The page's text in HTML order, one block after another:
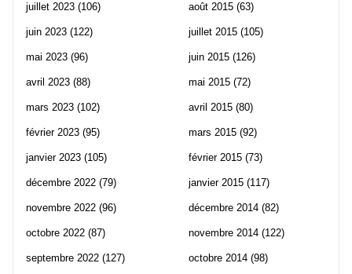
juillet 2023 (106)
juin 2023 (122)
mai 2023 (96)
avril 2023 (88)
mars 2023 (102)
février 2023 (95)
janvier 2023 (105)
décembre 2022 (79)
novembre 2022 (96)
octobre 2022 (87)
septembre 2022 (127)
août 2015 (63)
juillet 2015 (105)
juin 2015 (126)
mai 2015 (72)
avril 2015 (80)
mars 2015 (92)
février 2015 (73)
janvier 2015 (117)
décembre 2014 (82)
novembre 2014 (122)
octobre 2014 (98)